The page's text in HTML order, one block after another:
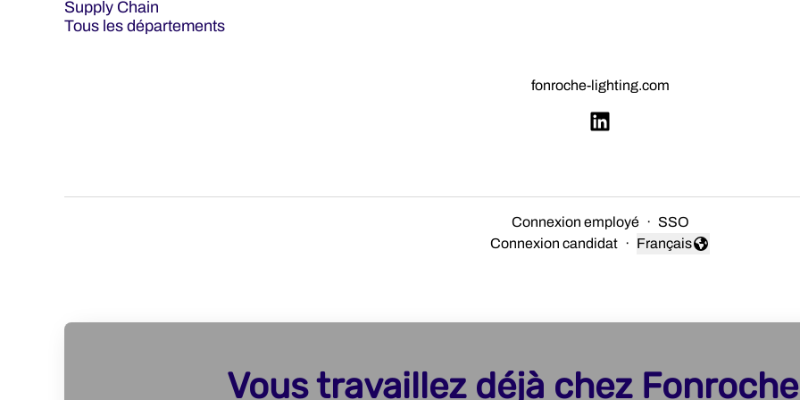
Supply Chain
Tous les départements
fonroche-lighting.com
Connexion employé · SSO
Connexion candidat ·
Changer la langue
Français
Vous travaillez déjà chez